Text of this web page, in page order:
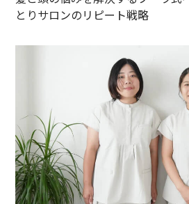
とりサロンのリピート戦略